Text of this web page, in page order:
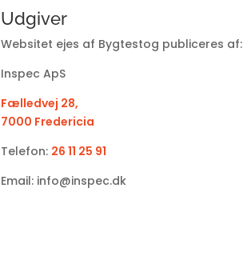
Udgiver
Websitet ejes af Bygtestog publiceres af:
Inspec ApS
Fælledvej 28,
7000 Fredericia
Telefon: 26 11 25 91
Email: info@inspec.dk